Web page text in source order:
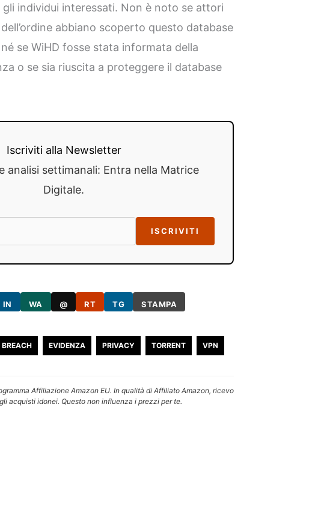
gli individui interessati. Non è noto se attori
abbiano scoperto questo database
se WiHD fosse stata informata della
o se sia riuscita a proteggere il database
Iscriviti alla Newsletter
analisi settimanali: Entra nella Matrice
Digitale.
ISCRIVITI
IN WA @ RT TG STAMPA
EVIDENZA PRIVACY TORRENT VPN
Affiliazione Amazon EU. In qualità di Affiliato Amazon, ricevo
acquisti idonei. Questo non influenza i prezzi per te.